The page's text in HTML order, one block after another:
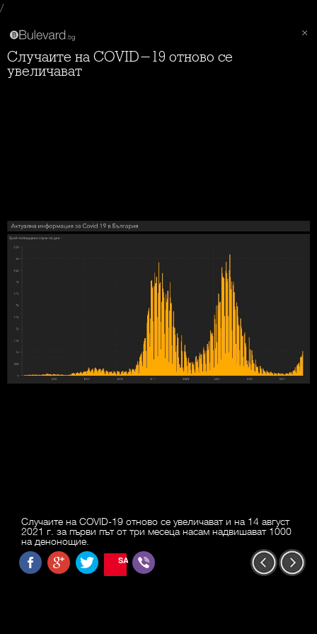
/
Случаите на COVID-19 отново се
увеличават
Случаите на COVID-19 отново се увеличават и на 14 август
2021 г. за първи път от три месеца насам надвишават 1000
на денонощие.
SAVE